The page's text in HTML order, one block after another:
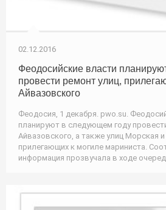
02.12.2016
Феодосийские власти
провести ремонт улиц,
Айвазовского
Феодосия, 1 декабря. pwo.su.
планируют в следующем году
Айвазовского, а также улиц Морская
прилегающих к могиле мариниста.
информация прозвучала в ходе